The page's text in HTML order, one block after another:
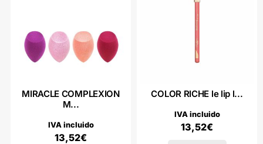
MIRACLE COMPLEXION
M...
13,52€
IVA incluido
COLOR RICHE le lip l...
13,52€
IVA incluido